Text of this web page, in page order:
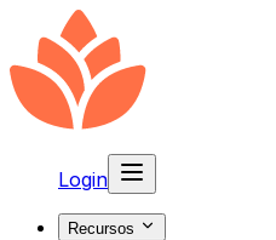
Login
Recursos